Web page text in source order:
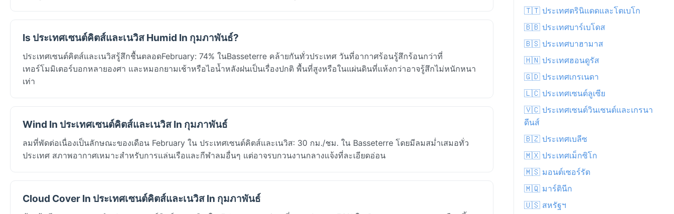
Is ประเทศเซนต์คิตส์และเนวิส Humid In กุมภาพันธ์?
ประเทศเซนต์คิตส์และเนวิสรู้สึกชื้นตลอดFebruary: 74% ในBasseterre คล้ายกันทั่วประเทศ วันที่อากาศร้อนรู้สึกร้อนกว่าที่
เทอร์โมมิเตอร์บอกหลายองศา และหมอกยามเช้าหรือไอน้ำหลังฝนเป็นเรื่องปกติ พื้นที่สูงหรือในแผ่นดินที่แห้งกว่าอาจรู้สึกไม่หนักหนา
เท่า
Wind In ประเทศเซนต์คิตส์และเนวิส In กุมภาพันธ์
ลมที่พัดต่อเนื่องเป็นลักษณะของเดือน February ใน ประเทศเซนต์คิตส์และเนวิส: 30 กม./ชม. ใน Basseterre โดยมีลมสม่ำเสมอทั่ว
ประเทศ สภาพอากาศเหมาะสำหรับการแล่นเรือและกีฬาลมอื่นๆ แต่อาจรบกวนงานกลางแจ้งที่ละเอียดอ่อน
Cloud Cover In ประเทศเซนต์คิตส์และเนวิส In กุมภาพันธ์
🇹🇹 ประเทศตรินิแดดและโตเบโก
🇧🇧 ประเทศบาร์เบโดส
🇧🇸 ประเทศบาฮามาส
🇭🇳 ประเทศฮอนดูรัส
🇬🇩 ประเทศเกรเนดา
🇱🇨 ประเทศเซนต์ลูเซีย
🇻🇨 ประเทศเซนต์วินเซนต์และเกรนา
ดีนส์
🇧🇿 ประเทศเบลีซ
🇲🇽 ประเทศเม็กซิโก
🇲🇸 มอนต์เซอร์รัต
🇲🇶 มาร์ตินีก
🇺🇸 สหรัฐฯ